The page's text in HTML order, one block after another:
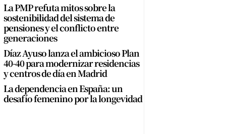
La PMP refuta mitos sobre la
sostenibilidad del sistema de
pensiones y el conflicto entre
generaciones
Díaz Ayuso lanza el ambicioso Plan
40-40 para modernizar residencias
y centros de día en Madrid
La dependencia en España: un
desafío femenino por la longevidad